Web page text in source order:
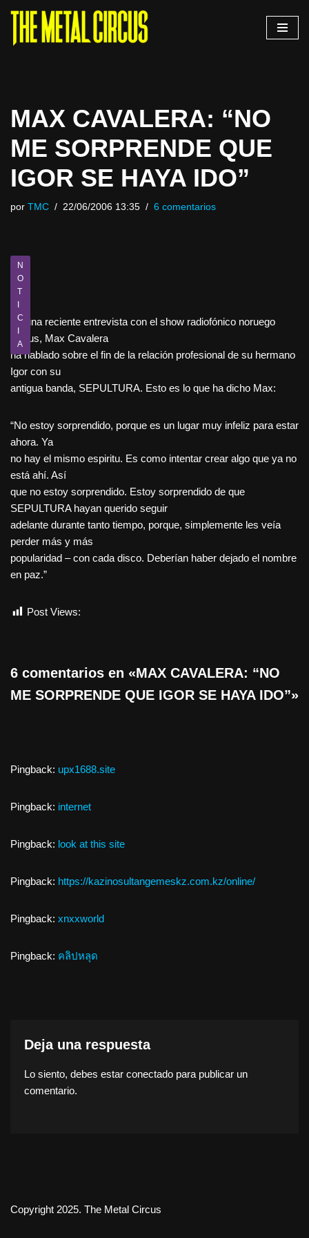
Saltar
MAX CAVALERA: “NO
ME SORPRENDE QUE
IGOR SE HAYA IDO”
por TMC 22/06/2006 13:35 6 comentarios
N
O
T
I
C
I
A
En una reciente entrevista con el show radiofónico noruego
Tinitus, Max Cavalera
ha hablado sobre el fin de la relación profesional de su hermano
Igor con su
antigua banda, SEPULTURA. Esto es lo que ha dicho Max:
“No estoy sorprendido, porque es un lugar muy infeliz para estar
ahora. Ya
no hay el mismo espiritu. Es como intentar crear algo que ya no
está ahí. Así
que no estoy sorprendido. Estoy sorprendido de que
SEPULTURA hayan querido seguir
adelante durante tanto tiempo, porque, simplemente les veía
perder más y más
popularidad – con cada disco. Deberían haber dejado el nombre
en paz.”
Post Views:
6 comentarios en «MAX CAVALERA: “NO
ME SORPRENDE QUE IGOR SE HAYA IDO”»
Pingback: upx1688.site
Pingback: internet
Pingback: look at this site
Pingback: https://kazinosultangemeskz.com.kz/online/
Pingback: xnxxworld
Pingback: คลิปหลุด
Deja una respuesta
Lo siento, debes estar conectado para publicar un
comentario.
Copyright 2025. The Metal Circus